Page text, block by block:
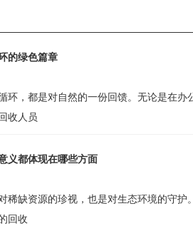
的绿色篇章
环，都是对自然的一份回馈。无论是在办
收人员
义都体现在哪些方面
稀缺资源的珍视，也是对生态环境的守护
回收